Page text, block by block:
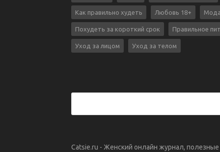
Как правильно худеть Любовь 18+
Похудеть за короткий срок Правильное
Уход за лицом Уход за телом
Catsie.ru - Женский онлайн журнал,